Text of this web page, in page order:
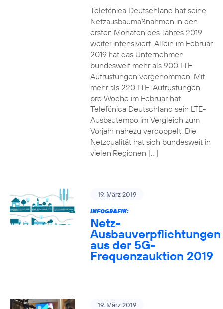
Telefónica Deutschland hat seine
Netzausbaumaßnahmen in den
ersten Monaten des Jahres 2019
weiter intensiviert. Allein im Februar
2019 hat das Unternehmen
bundesweit mehr als 900 LTE-
Aufrüstungen vorgenommen. Mit
mehr als 220 LTE-Aufrüstungen
pro Woche im Februar hat
Telefónica Deutschland sein LTE-
Ausbautempo im Vergleich zum
Vorjahr nahezu verdoppelt. Die
Netzqualität hat sich bundesweit in
vielen Regionen […]
19. März 2019
INFOGRAFIK:
Netz-
Ausbauverpflichtungen
aus der 5G-
Frequenzauktion 2019
19. März 2019